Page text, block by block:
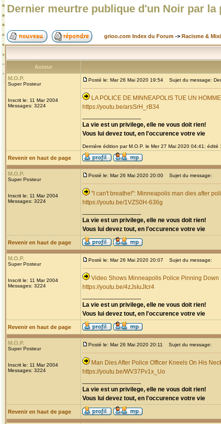
Dernier meurtre publique d'un Noir par la
grioo.com Index du Forum -> Racisme &
Auteur
M.O.P.
Super Posteur
Inscrit le: 11 Mar 2004
Messages: 3224
Posté le: Mar 26 Mai 2020 19:54 Sujet du message:
LA POLICE DE MINNEAPOLIS TUE UN
https://youtu.be/arsSrH_rB34
La vie est un privilege, elle ne vous doit rien!
Vous lui devez tout, en l'occurence votre vie
Dernière édition par M.O.P. le Mer 27 Mai 2020 04:41; édité
Revenir en haut de page
M.O.P.
Super Posteur
Inscrit le: 11 Mar 2004
Messages: 3224
Posté le: Mar 26 Mai 2020 20:00 Sujet du message:
"I can't breathe!": Minneapolis man dies after
https://youtu.be/1VZS0H-636g
La vie est un privilege, elle ne vous doit rien!
Vous lui devez tout, en l'occurence votre vie
Revenir en haut de page
M.O.P.
Super Posteur
Inscrit le: 11 Mar 2004
Messages: 3224
Posté le: Mar 26 Mai 2020 20:07 Sujet du message:
Video Shows Minneapolis Police Pinning
https://youtu.be/4zJsIuJIcr4
La vie est un privilege, elle ne vous doit rien!
Vous lui devez tout, en l'occurence votre vie
Revenir en haut de page
M.O.P.
Super Posteur
Inscrit le: 11 Mar 2004
Messages: 3224
Posté le: Mar 26 Mai 2020 20:11 Sujet du message:
Man Dies After Police Officer Kneels On His
https://youtu.be/WV37Pv1x_Uo
La vie est un privilege, elle ne vous doit rien!
Vous lui devez tout, en l'occurence votre vie
Revenir en haut de page